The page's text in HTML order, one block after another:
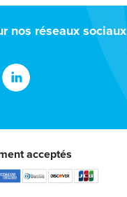
nos réseaux sociaux
acceptés